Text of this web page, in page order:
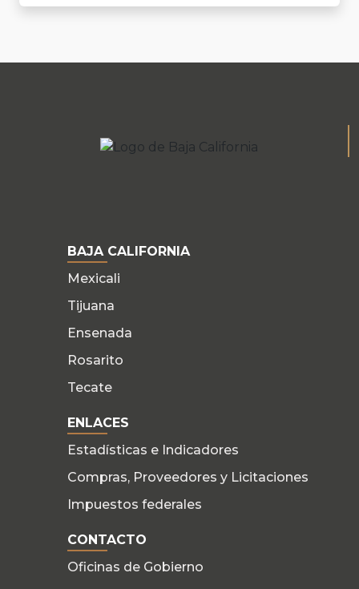
BAJA CALIFORNIA
Mexicali
Tijuana
Ensenada
Rosarito
Tecate
ENLACES
Estadísticas e Indicadores
Compras, Proveedores y Licitaciones
Impuestos federales
CONTACTO
Oficinas de Gobierno